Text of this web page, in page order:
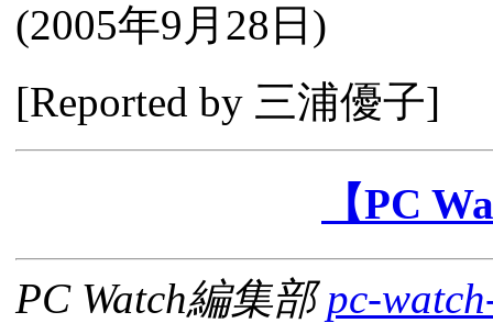
(2005年9月28日 )
[Reported by 三浦優子]
【PC
PC Watch編集部pc-